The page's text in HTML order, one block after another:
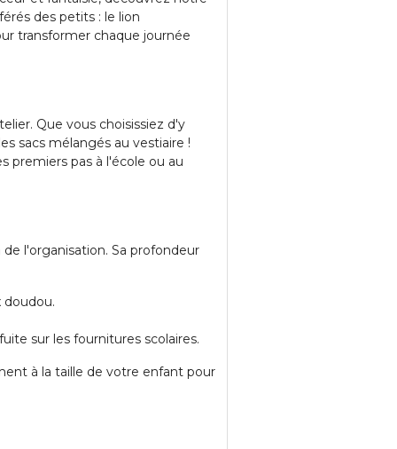
des petits : le lion
transformer chaque journée
Que vous choisissiez d'y
sacs mélangés au vestiaire !
premiers pas à l'école ou au
l'organisation. Sa profondeur
doudou.
sur les fournitures scolaires.
à la taille de votre enfant pour